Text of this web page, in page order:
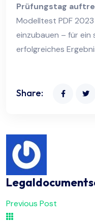
Prüfungstag
Modelltest PDF
einzubauen – für ein
erfolgreiches
Share:
Previous Post